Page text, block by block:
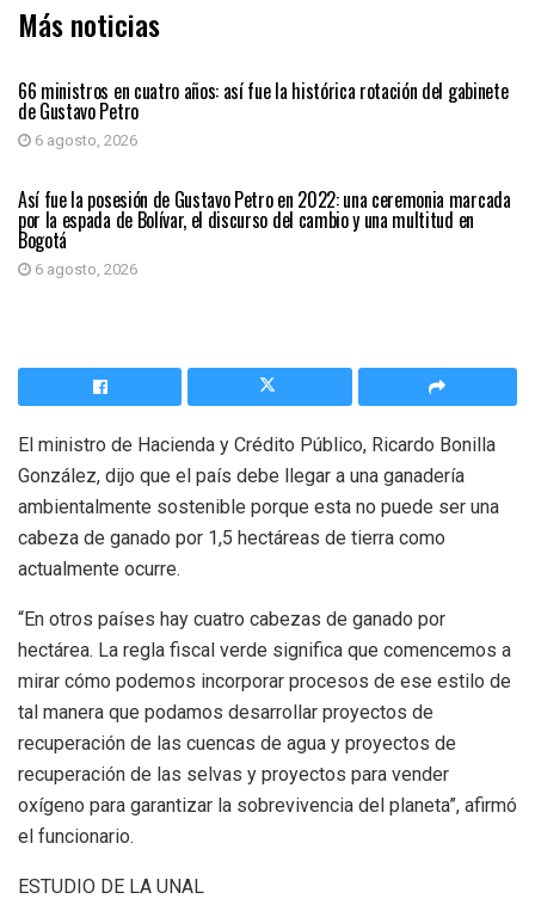
Más noticias
66 ministros en cuatro años: así fue la histórica rotación del gabinete
de Gustavo Petro
6 agosto, 2026
PAÍS
Así fue la posesión de Gustavo Petro en 2022: una ceremonia marcada
por la espada de Bolívar, el discurso del cambio y una multitud en
Bogotá
6 agosto, 2026
El ministro de Hacienda y Crédito Público, Ricardo Bonilla
González, dijo que el país debe llegar a una ganadería
ambientalmente sostenible porque esta no puede ser una
cabeza de ganado por 1,5 hectáreas de tierra como
actualmente ocurre.
“En otros países hay cuatro cabezas de ganado por
hectárea. La regla fiscal verde significa que comencemos a
mirar cómo podemos incorporar procesos de ese estilo de
tal manera que podamos desarrollar proyectos de
recuperación de las cuencas de agua y proyectos de
recuperación de las selvas y proyectos para vender
oxígeno para garantizar la sobrevivencia del planeta”, afirmó
el funcionario.
ESTUDIO DE LA UNAL